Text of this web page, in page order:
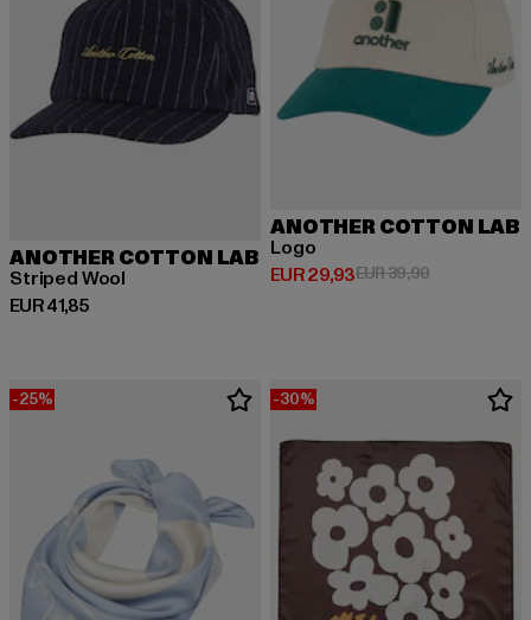
ANOTHER COTTON LAB
Striped Wool
EUR 41,85
Huidige prijs: EUR 41,85
ANOTHER COTTON LAB
Logo
EUR 29,93
Huidige prijs: EUR 29,93
EUR 39,90Actieprijs:
-25% -30%